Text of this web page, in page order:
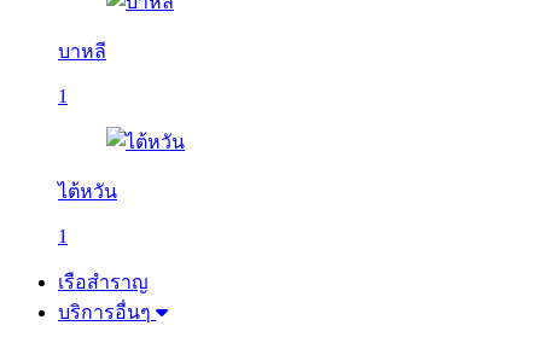
บาหลี
1
ไต้หวัน
1
เรือสำราญ
บริการอื่นๆ